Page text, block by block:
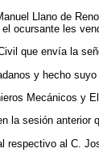
Llano de
ocursante les
que envía la
y hecho
Mecánicos y
la sesión anterior
al C.